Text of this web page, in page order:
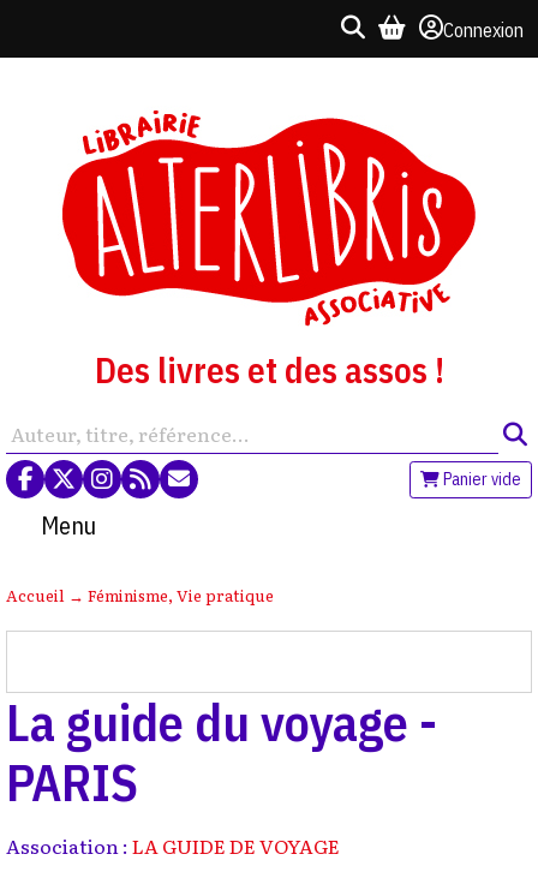
Connexion
Des livres et des assos !
Panier vide
Menu
Accueil → Féminisme, Vie pratique
La guide du voyage -
PARIS
Association : LA GUIDE DE VOYAGE